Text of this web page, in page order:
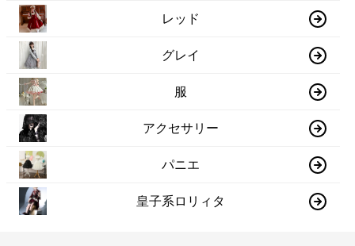
レッド
グレイ
服
アクセサリー
パニエ
皇子系ロリィタ